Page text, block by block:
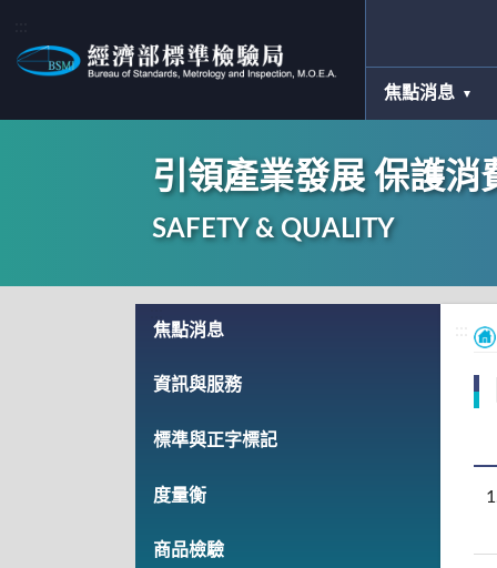
焦點消息
引領產業發展 保護消
SAFETY & QUALITY
焦點消息
資訊與服務
標準與正字標記
度量衡
商品檢驗
1